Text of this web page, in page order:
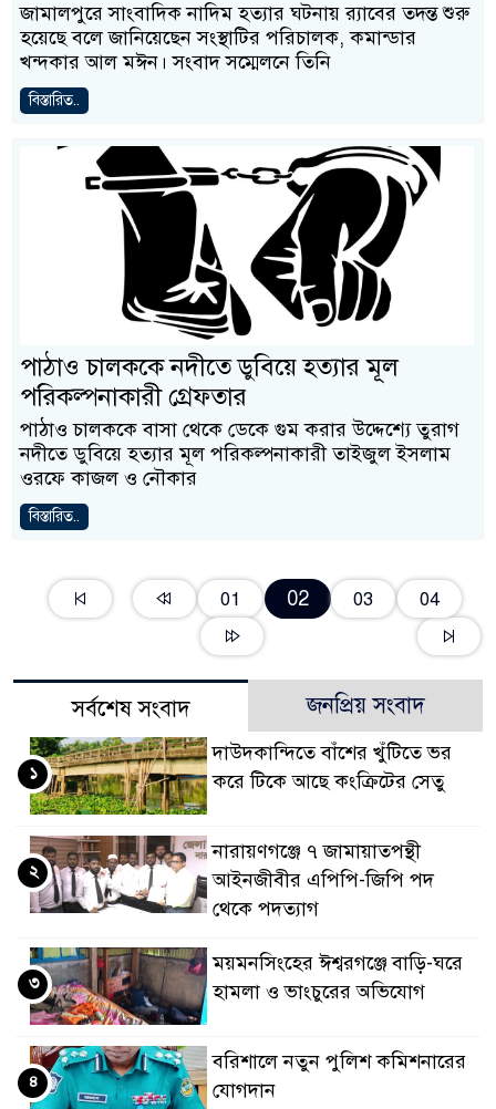
জামালপুরে সাংবাদিক নাদিম হত্যার ঘটনায় র‌্যাবের তদন্ত শুরু
হয়েছে বলে জানিয়েছেন সংস্থাটির পরিচালক, কমান্ডার
খন্দকার আল মঈন। সংবাদ সম্মেলনে তিনি
বিস্তারিত..
পাঠাও চালককে নদীতে ডুবিয়ে হত্যার মূল
পরিকল্পনাকারী গ্রেফতার
পাঠাও চালককে বাসা থেকে ডেকে গুম করার উদ্দেশ্যে তুরাগ
নদীতে ডুবিয়ে হত্যার মূল পরিকল্পনাকারী তাইজুল ইসলাম
ওরফে কাজল ও নৌকার
বিস্তারিত..
01 02 03 04
সর্বশেষ সংবাদ জনপ্রিয় সংবাদ
দাউদকান্দিতে বাঁশের খুঁটিতে ভর
করে টিকে আছে কংক্রিটের সেতু
১
নারায়ণগঞ্জে ৭ জামায়াতপন্থী
আইনজীবীর এপিপি-জিপি পদ
থেকে পদত্যাগ
২
ময়মনসিংহের ঈশ্বরগঞ্জে বাড়ি-ঘরে
হামলা ও ভাংচুরের অভিযোগ
৩
বরিশালে নতুন পুলিশ কমিশনারের
যোগদান
৪